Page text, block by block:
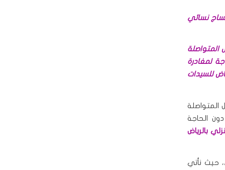
نسائي
المتواصلة
لمغادرة
للسيدات
المتواصلة
الحاجة
بالرياض
حيث نأتي